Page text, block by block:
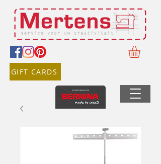
GIFT CARDS